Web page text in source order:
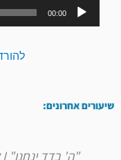
00:00
שיעורים אחרונים:
"ה' בדד ינחנו" I לבניינה של תורה – פרשת חוקת